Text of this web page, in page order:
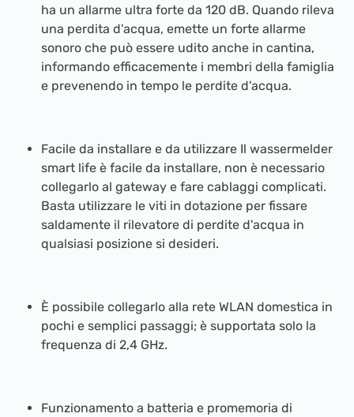
ha un allarme ultra forte da 120 dB. Quando rileva
una perdita d'acqua, emette un forte allarme
sonoro che può essere udito anche in cantina,
informando efficacemente i membri della famiglia
e prevenendo in tempo le perdite d'acqua.
Facile da installare e da utilizzare Il wassermelder
smart life è facile da installare, non è necessario
collegarlo al gateway e fare cablaggi complicati.
Basta utilizzare le viti in dotazione per fissare
saldamente il rilevatore di perdite d'acqua in
qualsiasi posizione si desideri.
È possibile collegarlo alla rete WLAN domestica in
pochi e semplici passaggi; è supportata solo la
frequenza di 2,4 GHz.
Funzionamento a batteria e promemoria di